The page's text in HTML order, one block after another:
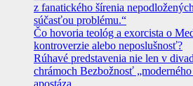
z fanatického šírenia
súčasťou problému.“
Čo hovoria teológ a exorcista o
kontroverzie alebo neposlušnosť?
Rúhavé predstavenia nie len v
chrámoch Bezbožnosť